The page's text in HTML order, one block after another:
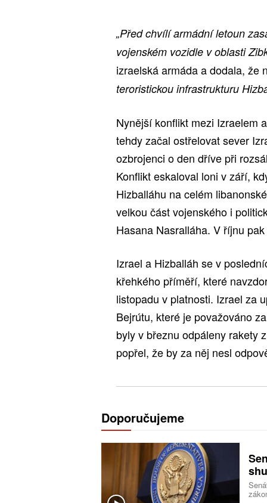
„Před chvílí armádní letoun
vojenském vozidle v oblasti
izraelská armáda a dodala, že
teroristickou infrastrukturu
Nynější konflikt mezi Izraelem
tehdy začal ostřelovat sever
ozbrojenci o den dříve při
Konflikt eskaloval loni v září,
Hizballáhu na celém
velkou část vojenského i
Hasana Nasralláha. V říjnu
Izrael a Hizballáh se v
křehkého příměří, které
listopadu v platnosti. Izrael za
Bejrútu, které je považováno
byly v březnu odpáleny rakety
popřel, že by za něj nesl
Doporučujeme